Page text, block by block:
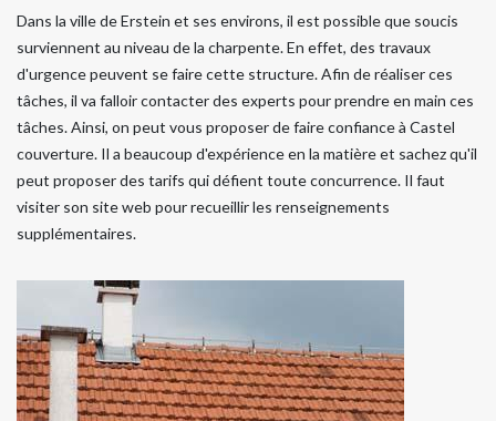
Dans la ville de Erstein et ses environs, il est possible que soucis
surviennent au niveau de la charpente. En effet, des travaux
d'urgence peuvent se faire cette structure. Afin de réaliser ces
tâches, il va falloir contacter des experts pour prendre en main ces
tâches. Ainsi, on peut vous proposer de faire confiance à Castel
couverture. Il a beaucoup d'expérience en la matière et sachez qu'il
peut proposer des tarifs qui défient toute concurrence. Il faut
visiter son site web pour recueillir les renseignements
supplémentaires.